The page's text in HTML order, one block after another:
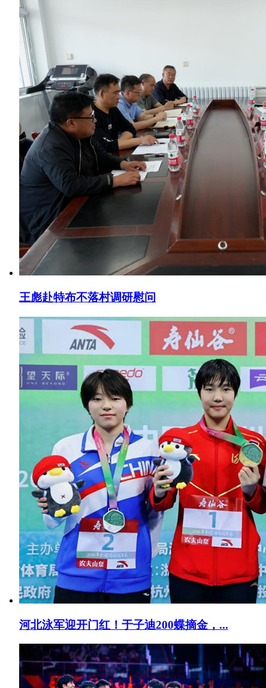
王彪赴特布不落村调研慰问
河北泳军迎开门红！于子迪200蝶摘金，...